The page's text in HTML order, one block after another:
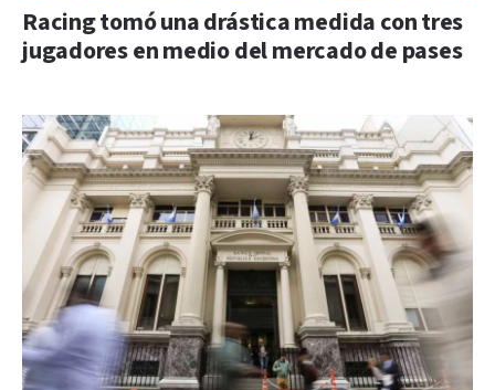
Racing tomó una drástica medida con tres
jugadores en medio del mercado de pases